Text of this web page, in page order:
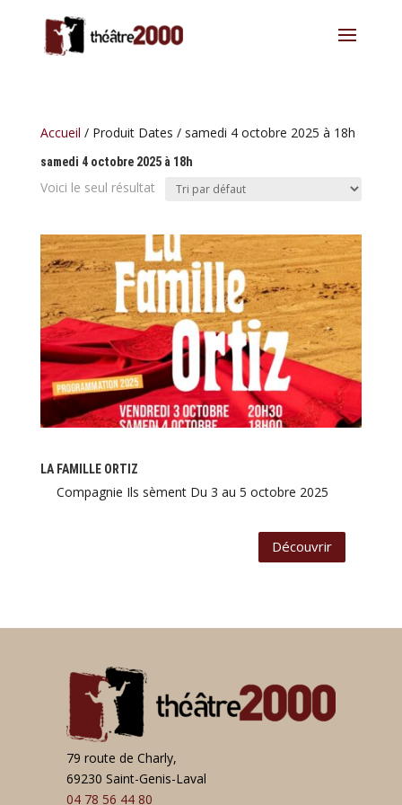
Accueil / Produit Dates / samedi 4 octobre 2025 à 18h
samedi 4 octobre 2025 à 18h
Voici le seul résultat
LA FAMILLE ORTIZ
Compagnie Ils sèment Du 3 au 5 octobre 2025
Découvrir
79 route de Charly,
69230 Saint-Genis-Laval
04 78 56 44 80